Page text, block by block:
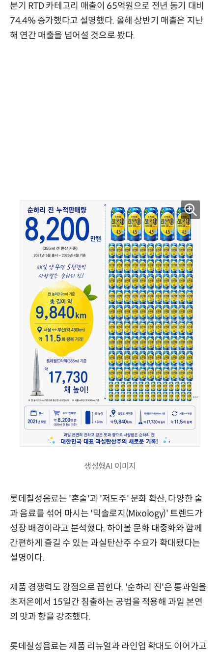
분기 RTD 카테고리 매출이 65억원으로 전년 동기 대비
74.4% 증가했다고 설명했다. 올해 상반기 매출은 지난
해 연간 매출을 넘어설 것으로 봤다.
생성형AI 이미지
롯데칠성음료는 '혼술'과 '저도주' 문화 확산, 다양한 술
과 음료를 섞어 마시는 '믹솔로지(Mixology)' 트렌드가
성장 배경이라고 분석했다. 하이볼 문화 대중화와 함께
간편하게 즐길 수 있는 과실탄산주 수요가 확대됐다는
설명이다.
제품 경쟁력도 강점으로 꼽힌다. '순하리 진'은 통과일을
초저온에서 15일간 침출하는 공법을 적용해 과일 본연
의 맛과 향을 강조했다.
롯데칠성음료는 제품 리뉴얼과 라인업 확대도 이어가고